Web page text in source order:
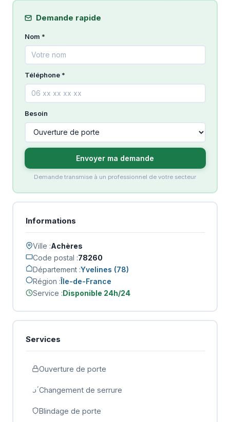
Demande rapide
Nom *
Téléphone *
Besoin
Envoyer ma demande
Demande transmise à un professionnel de votre secteur
Informations
Ville :Achères
Code postal :78260
Département :Yvelines (78)
Région :Île-de-France
Service :Disponible 24h/24
Services
Ouverture de porte
Changement de serrure
Blindage de porte